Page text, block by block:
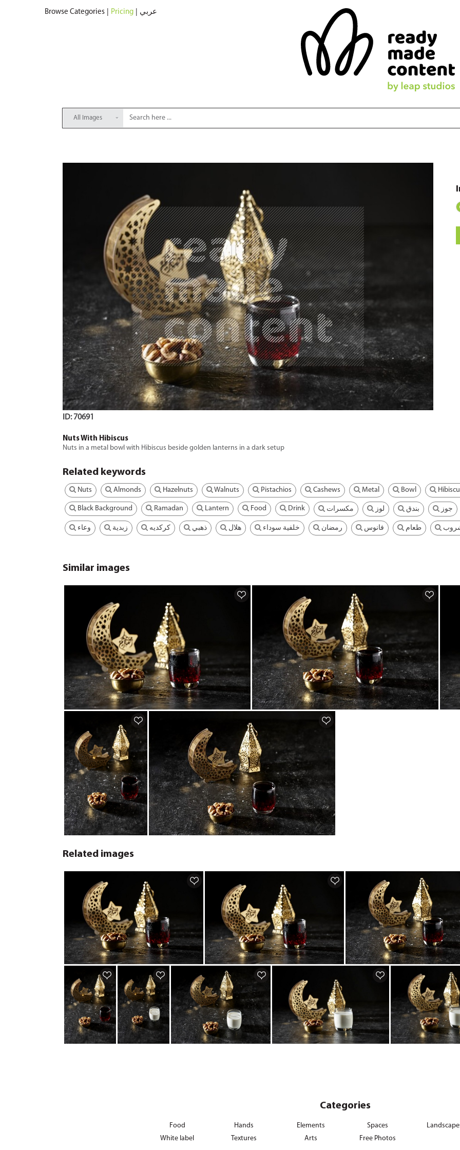
Browse Categories Pricing عربي
All Images
ID: 70691
Nuts With Hibiscus
Nuts in a metal bowl with Hibiscus beside golden lanterns in a dark setup
Related keywords
Nuts Almonds Hazelnuts Walnuts Pistachios Cashews Metal Bowl
Black Background Ramadan Lantern Food Drink مكسرات لوز بندق جوز
وعاء زبدية كركديه ذهبي هلال خلفية سوداء رمضان فانوس طعام
Similar images
Related images
Categories
Food Hands Elements Spaces
White label
Textures Arts Free Photos